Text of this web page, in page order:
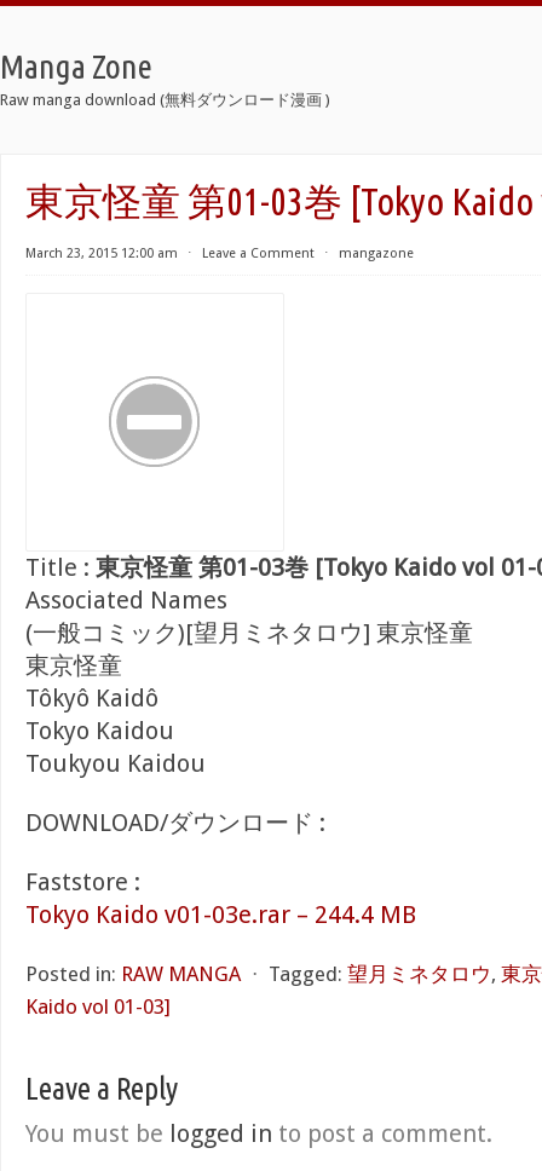
Manga Zone
Raw manga download (無料ダウンロード漫画 )
東京怪童 第01-03巻 [Tokyo Kaido
March 23, 2015 12:00 am ⋅ Leave a Comment ⋅ mangazone
Title : 東京怪童 第01-03巻 [Tokyo Kaido vol 01-
Associated Names
(一般コミック)[望月ミネタロウ] 東京怪童
東京怪童
Tôkyô Kaidô
Tokyo Kaidou
Toukyou Kaidou
DOWNLOAD/ダウンロード :
Faststore :
Tokyo Kaido v01-03e.rar – 244.4 MB
Posted in: RAW MANGA ⋅ Tagged: 望月ミネタロウ, 東
Kaido vol 01-03]
Leave a Reply
You must be logged in to post a comment.